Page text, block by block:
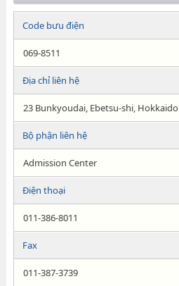
Code bưu điện
069-8511
Địa chỉ liên hệ
23 Bunkyoudai, Ebetsu-shi, Hokkaido
Bộ phận liên hệ
Admission Center
Điện thoại
011-386-8011
Fax
011-387-3739